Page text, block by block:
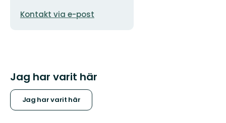
E-
Kontakt via e-post
Jag har varit här
Jag har varit här